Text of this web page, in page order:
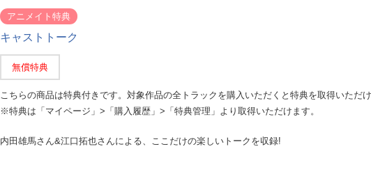
アニメイト特典
キャストトーク
無償特典
こちらの商品は特典付きです。対象作品の全トラックを購入いただくと特典を取得いただ
※特典は「マイページ」>「購入履歴」>「特典管理」より取得いただけます。
内田雄馬さん&江口拓也さんによる、ここだけの楽しいトークを収録!